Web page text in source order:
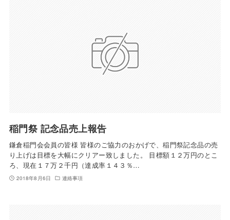
稲門祭 記念品売上報告
鎌倉稲門会会員の皆様 皆様のご協力のおかげで、稲門祭記念品の売
り上げは目標を大幅にクリアー致しました。 目標額１２万円のとこ
ろ、現在１７万２千円（達成率１４３％…
2018年8月6日 連絡事項